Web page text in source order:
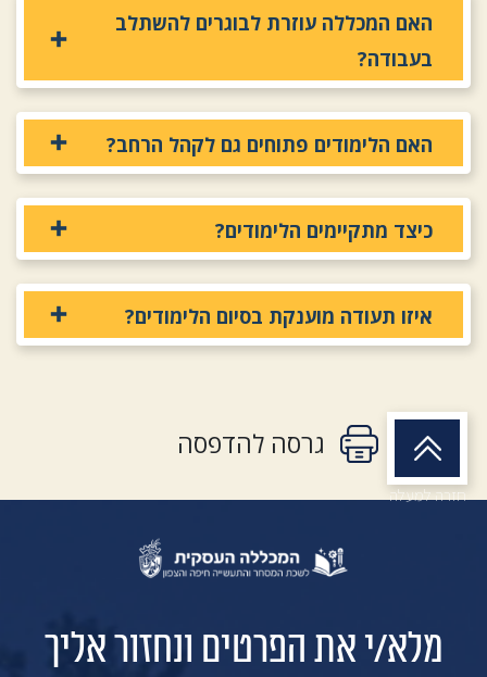
האם המכללה עוזרת לבוגרים להשתלב
בעבודה?
האם הלימודים פתוחים גם לקהל הרחב?
כיצד מתקיימים הלימודים?
איזו תעודה מוענקת בסיום הלימודים?
גרסה להדפסה
חזרה למעלה
מלא/י את הפרטים ונחזור אליך